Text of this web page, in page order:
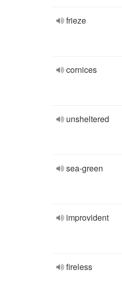
frieze
cornices
unsheltered
sea-green
improvident
fireless